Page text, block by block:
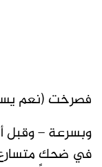
فصرخت (نعم
وبسرعة – وقبل
في ضحكٍ